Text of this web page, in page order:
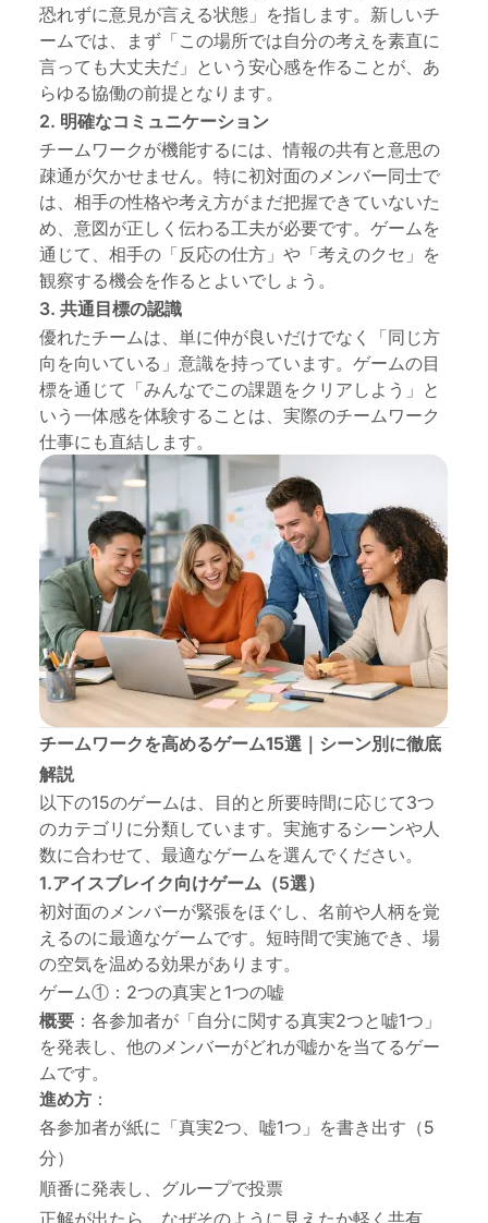
恐れずに意見が言える状態」を指します。新しいチ
ームでは、まず「この場所では自分の考えを素直に
言っても大丈夫だ」という安心感を作ることが、あ
らゆる協働の前提となります。
2. 明確なコミュニケーション
チームワークが機能するには、情報の共有と意思の
疎通が欠かせません。特に初対面のメンバー同士で
は、相手の性格や考え方がまだ把握できていないた
め、意図が正しく伝わる工夫が必要です。ゲームを
通じて、相手の「反応の仕方」や「考えのクセ」を
観察する機会を作るとよいでしょう。
3. 共通目標の認識
優れたチームは、単に仲が良いだけでなく「同じ方
向を向いている」意識を持っています。ゲームの目
標を通じて「みんなでこの課題をクリアしよう」と
いう一体感を体験することは、実際のチームワーク
仕事にも直結します。
チームワークを高めるゲーム15選｜シーン別に徹底
解説
以下の15のゲームは、目的と所要時間に応じて3つ
のカテゴリに分類しています。実施するシーンや人
数に合わせて、最適なゲームを選んでください。
1.アイスブレイク向けゲーム（5選）
初対面のメンバーが緊張をほぐし、名前や人柄を覚
えるのに最適なゲームです。短時間で実施でき、場
の空気を温める効果があります。
ゲーム①：2つの真実と1つの嘘
概要 ：各参加者が「自分に関する真実2つと嘘1つ」
を発表し、他のメンバーがどれが嘘かを当てるゲー
ムです。
進め方 ：
各参加者が紙に「真実2つ、嘘1つ」を書き出す（5
分）
順番に発表し、グループで投票
正解が出たら、なぜそのように見えたか軽く共有